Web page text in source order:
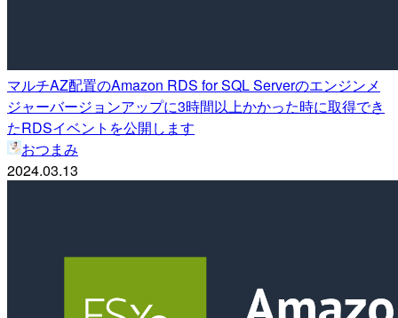
マルチAZ配置のAmazon RDS for SQL Serverのエンジンメ
ジャーバージョンアップに3時間以上かかった時に取得でき
たRDSイベントを公開します
おつまみ
2024.03.13